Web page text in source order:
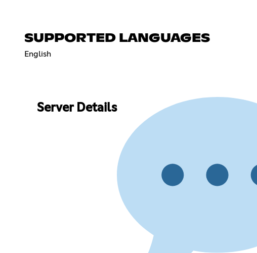
SUPPORTED LANGUAGES
English
Server Details